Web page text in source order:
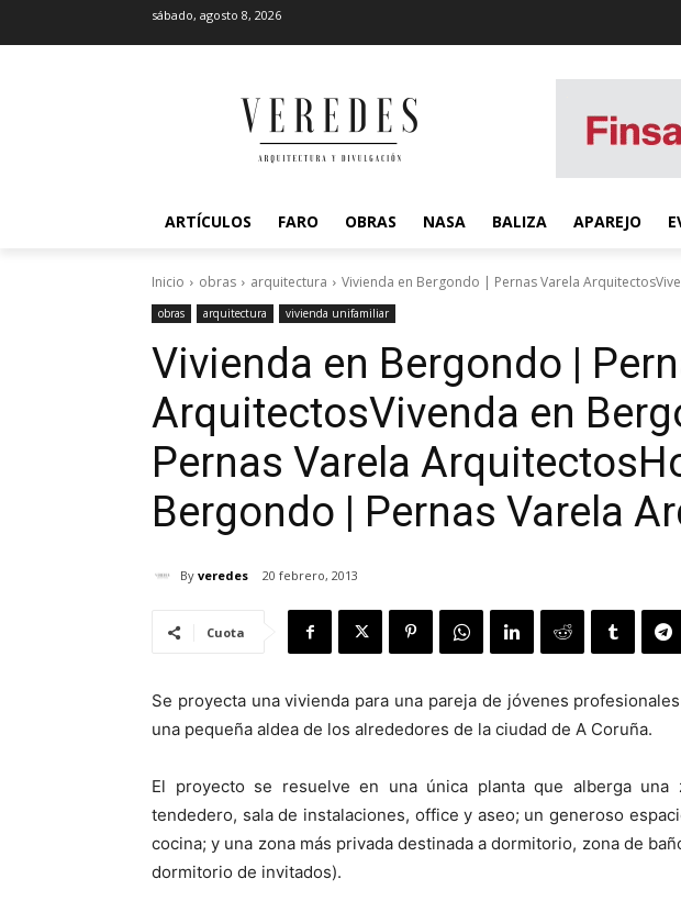
sábado, agosto 8, 2026
ARTÍCULOS FARO OBRAS NASA BALIZA APAREJO
Inicio obras arquitectura Vivienda en Bergondo | Pernas Varela
obras arquitectura vivienda unifamiliar
Vivienda en Bergondo |
ArquitectosVivenda en
Pernas Varela Arquitectos
Bergondo | Pernas Varela
By veredes 20 febrero, 2013
Cuota
Se proyecta una vivienda para una pareja de jóvenes
una pequeña aldea de los alrededores de la ciudad de A Coruña.
El proyecto se resuelve en una única planta que alberga una
tendedero, sala de instalaciones, office y aseo; un generoso
cocina; y una zona más privada destinada a dormitorio, zona de
dormitorio de invitados).